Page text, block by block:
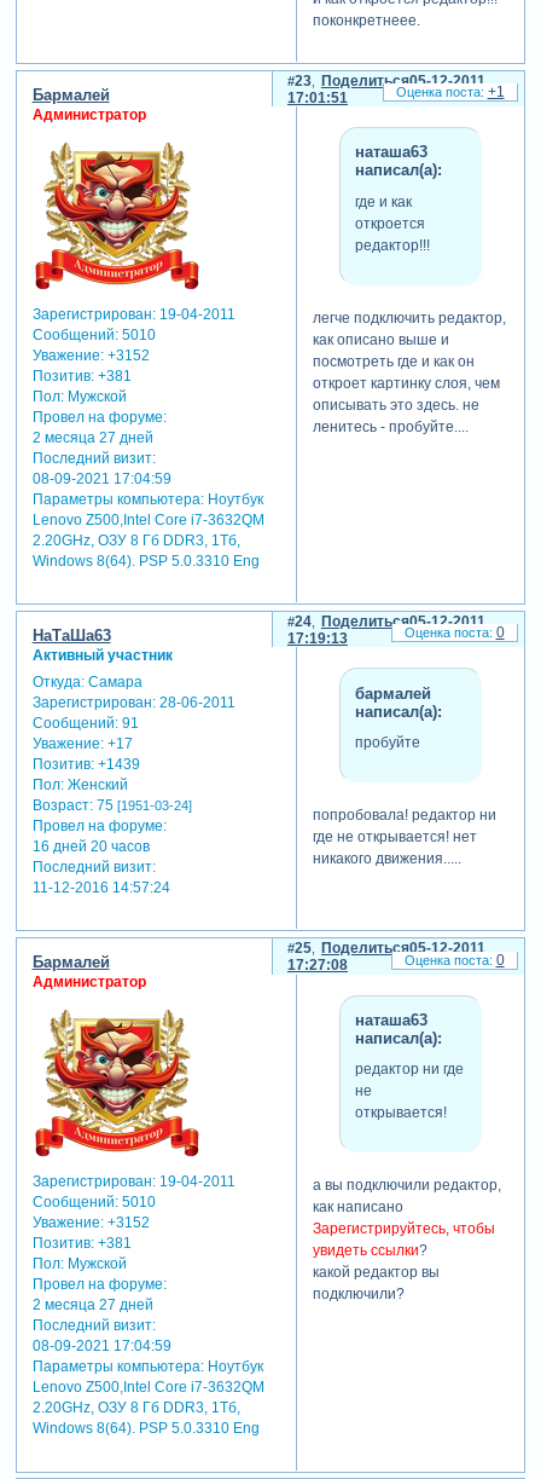
поконкретнеее.
Поделиться
23
05-12-2011
17:01:51
Бармалей
Администратор
Зарегистрирован: 19-04-2011
Сообщений:5010
Уважение: +3152
Позитив: +381
Пол:Мужской
Провел на форуме:
2 месяца 27 дней
Последний визит:
08-09-2021 17:04:59
Параметры компьютера:Ноутбук
Lenovo Z500,Intel Core i7-3632QM
2.20GHz, ОЗУ 8 Гб DDR3, 1Тб,
Windows 8(64). PSP 5.0.3310 Eng
наташа63
написал(а):
где и как
откроется
редактор!!!
легче подключить редактор,
как описано выше и
посмотреть где и как он
откроет картинку слоя, чем
описывать это здесь. не
ленитесь - пробуйте....
+1
Поделиться
24
05-12-2011
17:19:13
НаТаШа63
Активный участник
Откуда:Самара
Зарегистрирован: 28-06-2011
Сообщений:91
Уважение: +17
Позитив: +1439
Пол:Женский
Возраст:75 [1951-03-24]
Провел на форуме:
16 дней 20 часов
Последний визит:
11-12-2016 14:57:24
бармалей
написал(а):
пробуйте
попробовала! редактор ни
где не открывается! нет
никакого движения.....
0
Поделиться
25
05-12-2011
17:27:08
Бармалей
Администратор
Зарегистрирован: 19-04-2011
Сообщений:5010
Уважение: +3152
Позитив: +381
Пол:Мужской
Провел на форуме:
2 месяца 27 дней
Последний визит:
08-09-2021 17:04:59
Параметры компьютера:Ноутбук
Lenovo Z500,Intel Core i7-3632QM
2.20GHz, ОЗУ 8 Гб DDR3, 1Тб,
Windows 8(64). PSP 5.0.3310 Eng
наташа63
написал(а):
редактор ни где
не
открывается!
а вы подключили редактор,
как написано
Зарегистрируйтесь, чтобы
увидеть ссылки?
какой редактор вы
подключили?
0